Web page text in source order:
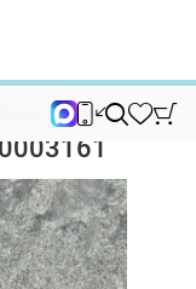
Persian Grey...
Grey